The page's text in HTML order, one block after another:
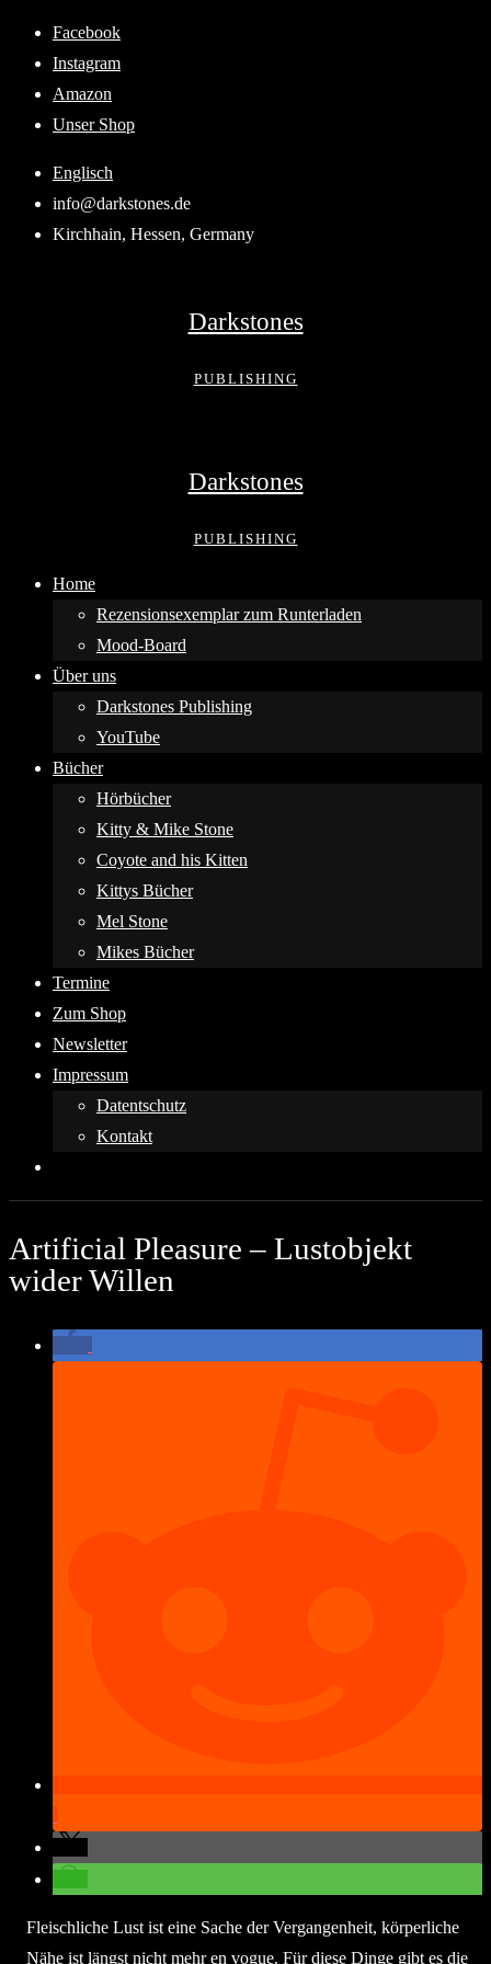
Skip
content
Facebook
Instagram
Amazon
Unser Shop
Englisch
info@darkstones.de
Kirchhain, Hessen, Germany
Darkstones
PUBLISHING
Darkstones
PUBLISHING
Home
Rezensionsexemplar zum Runterladen
Mood-Board
Über uns
Darkstones Publishing
YouTube
Bücher
Hörbücher
Kitty & Mike Stone
Coyote and his Kitten
Kittys Bücher
Mel Stone
Mikes Bücher
Termine
Zum Shop
Newsletter
Impressum
Datentschutz
Kontakt
Artificial Pleasure – Lustobjekt
wider Willen
Fleischliche Lust ist eine Sache der Vergangenheit, körperliche
Nähe ist längst nicht mehr en vogue. Für diese Dinge gibt es die